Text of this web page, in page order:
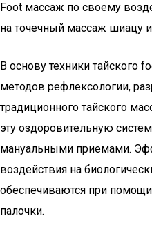
Foot массаж по своему
на точечный массаж шиацу
В основу техники тайского
методов рефлексологии,
традиционного тайского
эту оздоровительную
мануальными приемами.
воздействия на
обеспечиваются при
палочки.